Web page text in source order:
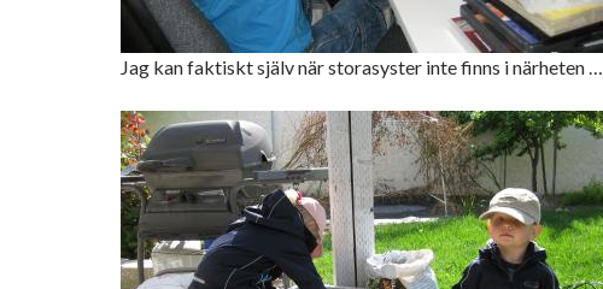
Jag kan faktiskt själv när storasyster inte finns i närheten …